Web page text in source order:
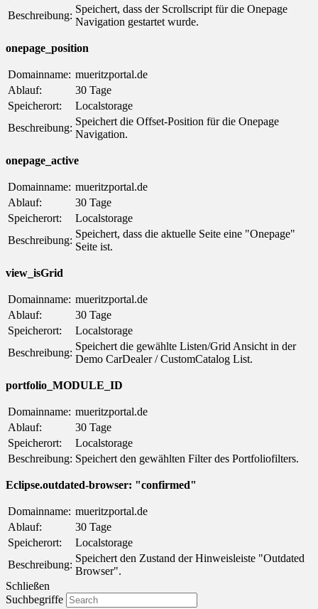
Beschreibung:
Speichert, dass der Scrollscript für die Onepage
Navigation gestartet wurde.
onepage_position
Domainname: mueritzportal.de
Ablauf:
30 Tage
Speicherort:
Localstorage
Beschreibung:
Speichert die Offset-Position für die Onepage
Navigation.
onepage_active
Domainname: mueritzportal.de
Ablauf:
30 Tage
Speicherort:
Localstorage
Beschreibung:
Speichert, dass die aktuelle Seite eine "Onepage"
Seite ist.
view_isGrid
Domainname: mueritzportal.de
Ablauf:
30 Tage
Speicherort:
Localstorage
Beschreibung:
Speichert die gewählte Listen/Grid Ansicht in der
Demo CarDealer / CustomCatalog List.
portfolio_MODULE_ID
Domainname: mueritzportal.de
Ablauf:
30 Tage
Speicherort:
Localstorage
Beschreibung: Speichert den gewählten Filter des Portfoliofilters.
Eclipse.outdated-browser: "confirmed"
Domainname: mueritzportal.de
Ablauf:
30 Tage
Speicherort:
Localstorage
Beschreibung:
Speichert den Zustand der Hinweisleiste "Outdated
Browser".
Schließen
Suchbegriffe